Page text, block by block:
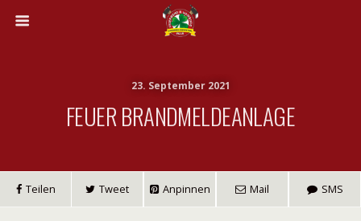
23. September 2021
FEUER BRANDMELDEANLAGE
Teilen Tweet Anpinnen Mail SMS